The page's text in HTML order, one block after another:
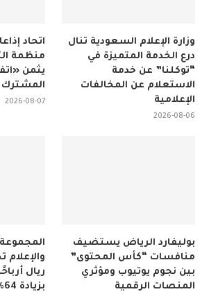
اتحاد
منظمة
يثمن
المشترك
2026-08-07
وزارة الإعلام السعودية تنال
درع الخدمة المتميزة في
“توكلنا” عن خدمة
الاستعلام عن المخالفات
الإعلامية
2026-08-06
ريال
بزيادة 64%
بوليفارد الرياض يستضيف
منافسات “كأس المحتوى”
بين نجوم يوتيوب ومؤثري
المنصات الرقمية